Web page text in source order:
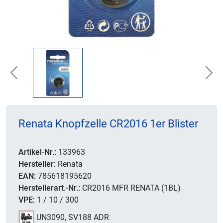
Previous
Renata Knopfzelle CR2016 1er Blister
Artikel-Nr.: 133963
Hersteller: Renata
EAN: 785618195620
Herstellerart.-Nr.: CR2016 MFR RENATA (1BL)
VPE: 1 / 10 / 300
UN3090, SV188 ADR